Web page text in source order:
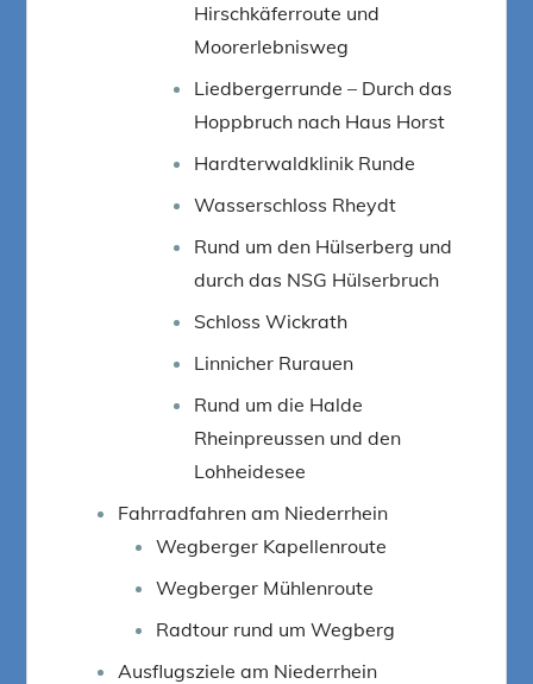
Hirschkäferroute und
Moorerlebnisweg
Liedbergerrunde – Durch das
Hoppbruch nach Haus Horst
Hardterwaldklinik Runde
Wasserschloss Rheydt
Rund um den Hülserberg und
durch das NSG Hülserbruch
Schloss Wickrath
Linnicher Rurauen
Rund um die Halde
Rheinpreussen und den
Lohheidesee
Fahrradfahren am Niederrhein
Wegberger Kapellenroute
Wegberger Mühlenroute
Radtour rund um Wegberg
Ausflugsziele am Niederrhein